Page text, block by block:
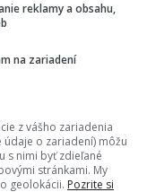
počas
vďaka
reklamy a obsahu,
na zariadení
z vášho zariadenia
o zariadení) môžu
s nimi byť zdieľané
stránkami. My
geolokácii. Pozrite si